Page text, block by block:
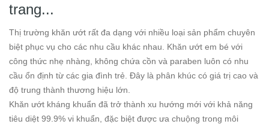
trang...
Thị trường khăn ướt rất đa dạng với nhiều loại sản phẩm chuyên
biệt phục vụ cho các nhu cầu khác nhau. Khăn ướt em bé với
công thức nhẹ nhàng, không chứa cồn và paraben luôn có nhu
cầu ổn định từ các gia đình trẻ. Đây là phân khúc có giá trị cao và
độ trung thành thương hiệu lớn.
Khăn ướt kháng khuẩn đã trở thành xu hướng mới với khả năng
tiêu diệt 99.9% vi khuẩn, đặc biệt được ưa chuộng trong môi